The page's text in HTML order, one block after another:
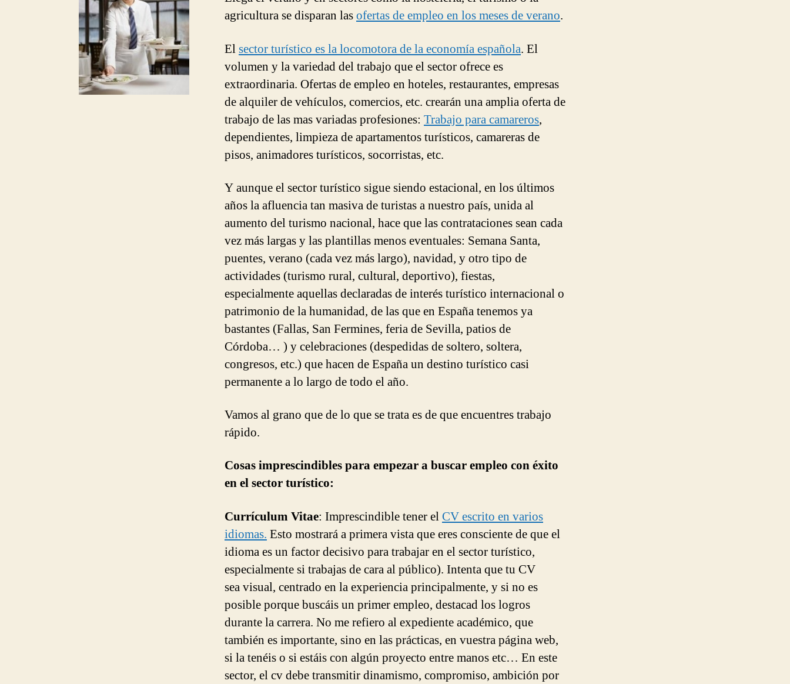
agricultura se disparan lasofertas de empleo en los meses de verano.
Elsector turístico es la locomotora de la economía española. El
volumen y la variedad del trabajo que el sector ofrece es
extraordinaria. Ofertas de empleo en hoteles, restaurantes, empresas
de alquiler de vehículos, comercios, etc. crearán una amplia oferta de
trabajo de las mas variadas profesiones: Trabajo para camareros,
dependientes, limpieza de apartamentos turísticos, camareras de
pisos, animadores turísticos, socorristas, etc.
Y aunque el sector turístico sigue siendo estacional, en los últimos
años la afluencia tan masiva de turistas a nuestro país, unida al
aumento del turismo nacional, hace que las contrataciones sean cada
vez más largas y las plantillas menos eventuales: Semana Santa,
puentes, verano (cada vez más largo), navidad, y otro tipo de
actividades (turismo rural, cultural, deportivo), fiestas,
especialmente aquellas declaradas de interés turístico internacional o
patrimonio de la humanidad, de las que en España tenemos ya
bastantes (Fallas, San Fermines, feria de Sevilla, patios de
Córdoba… ) y celebraciones (despedidas de soltero, soltera,
congresos, etc.) que hacen de España un destino turístico casi
permanente a lo largo de todo el año.
Vamos al grano que de lo que se trata es de que encuentres trabajo
rápido.
Cosas imprescindibles para empezar a buscar empleo con éxito
en el sector turístico:
Currículum Vitae: Imprescindible tener elCV escrito en varios
idiomas. Esto mostrará a primera vista que eres consciente de que el
idioma es un factor decisivo para trabajar en el sector turístico,
especialmente si trabajas de cara al público). Intenta que tu CV
sea visual, centrado en la experiencia principalmente, y si no es
posible porque buscáis un primer empleo, destacad los logros
durante la carrera. No me refiero al expediente académico, que
también es importante, sino en las prácticas, en vuestra página web,
si la tenéis o si estáis con algún proyecto entre manos etc… En este
sector, el cv debe transmitir dinamismo, compromiso, ambición por